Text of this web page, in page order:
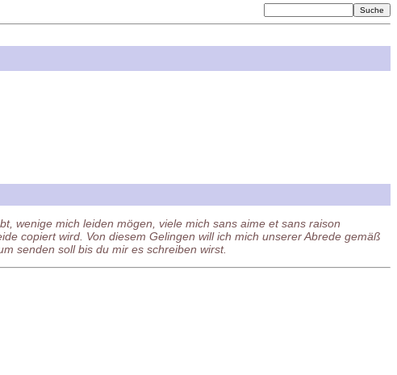
wenige mich leiden mögen, viele mich sans aime et sans raison
copiert wird. Von diesem Gelingen will ich mich unserer Abrede gemäß
senden soll bis du mir es schreiben wirst.